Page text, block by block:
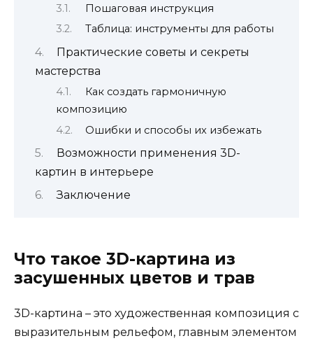
Пошаговая инструкция
Таблица: инструменты для работы
Практические советы и секреты
мастерства
Как создать гармоничную
композицию
Ошибки и способы их избежать
Возможности применения 3D-
картин в интерьере
Заключение
Что такое 3D-картина из
засушенных цветов и трав
3D-картина – это художественная композиция с
выразительным рельефом, главным элементом